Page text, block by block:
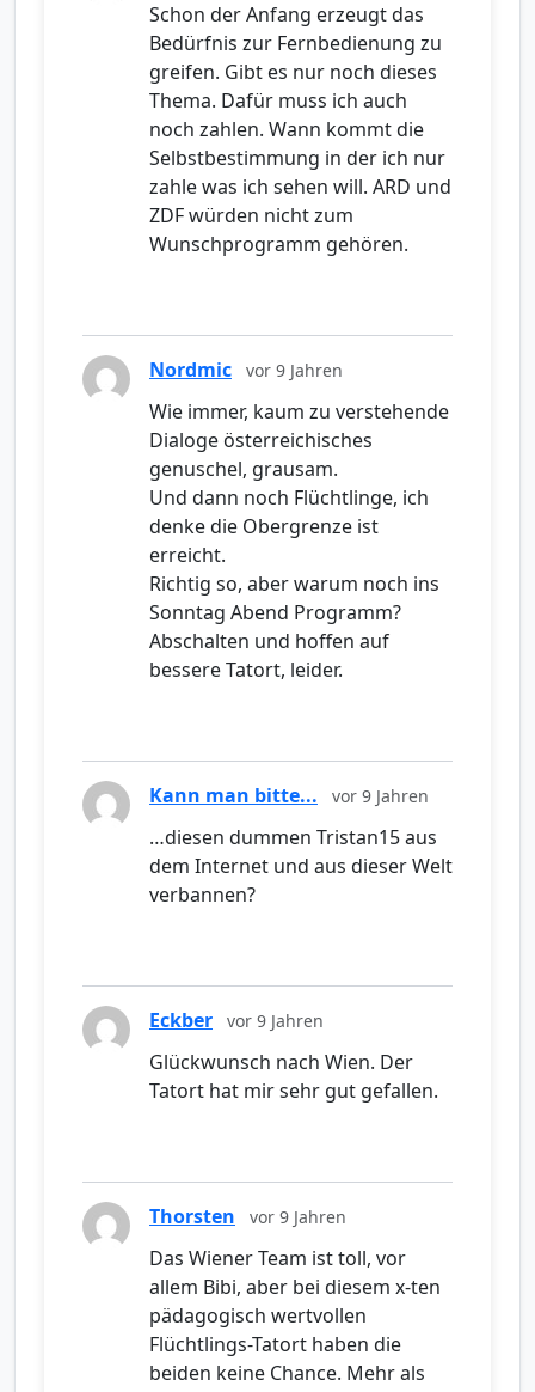
Schon der Anfang erzeugt das
Bedürfnis zur Fernbedienung zu
greifen. Gibt es nur noch dieses
Thema. Dafür muss ich auch
noch zahlen. Wann kommt die
Selbstbestimmung in der ich nur
zahle was ich sehen will. ARD und
ZDF würden nicht zum
Wunschprogramm gehören.
Nordmic vor 9 Jahren
Wie immer, kaum zu verstehende
Dialoge österreichisches
genuschel, grausam.
Und dann noch Flüchtlinge, ich
denke die Obergrenze ist
erreicht.
Richtig so, aber warum noch ins
Sonntag Abend Programm?
Abschalten und hoffen auf
bessere Tatort, leider.
Kann man bitte... vor 9 Jahren
…diesen dummen Tristan15 aus
dem Internet und aus dieser Welt
verbannen?
Eckber vor 9 Jahren
Glückwunsch nach Wien. Der
Tatort hat mir sehr gut gefallen.
Thorsten vor 9 Jahren
Das Wiener Team ist toll, vor
allem Bibi, aber bei diesem x-ten
pädagogisch wertvollen
Flüchtlings-Tatort haben die
beiden keine Chance. Mehr als